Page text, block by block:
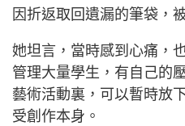
因折返取回遺漏的筆袋，
她坦言，當時感到心痛，
管理大量學生，有自己的
藝術活動裏，可以暫時放
受創作本身。